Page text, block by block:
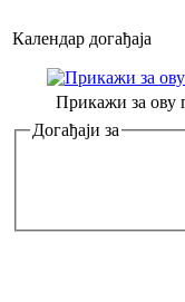
Календар догађаја
Прикажи за ову
Догађаји за